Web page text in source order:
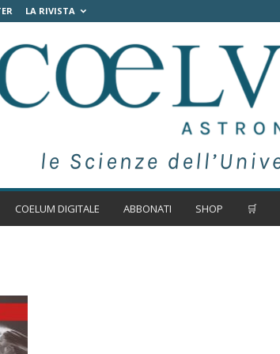
LA RIVISTA
COELUM DIGITALE ABBONATI SHOP 🛒